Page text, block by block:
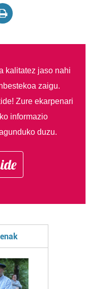
kalitatez jaso nahi
zaigu.
Zure ekarpenari
informazio
duzu.